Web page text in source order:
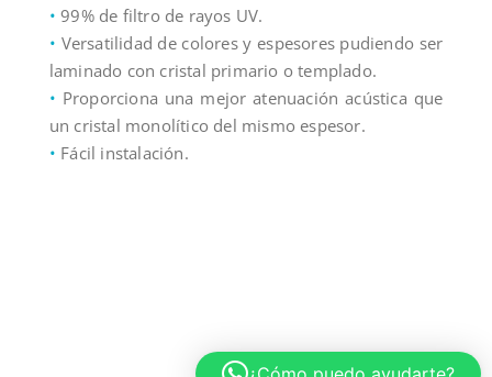
• 99% de filtro de rayos UV.
• Versatilidad de colores y espesores pudiendo ser
laminado con cristal primario o templado.
• Proporciona una mejor atenuación acústica que
un cristal monolítico del mismo espesor.
• Fácil instalación.